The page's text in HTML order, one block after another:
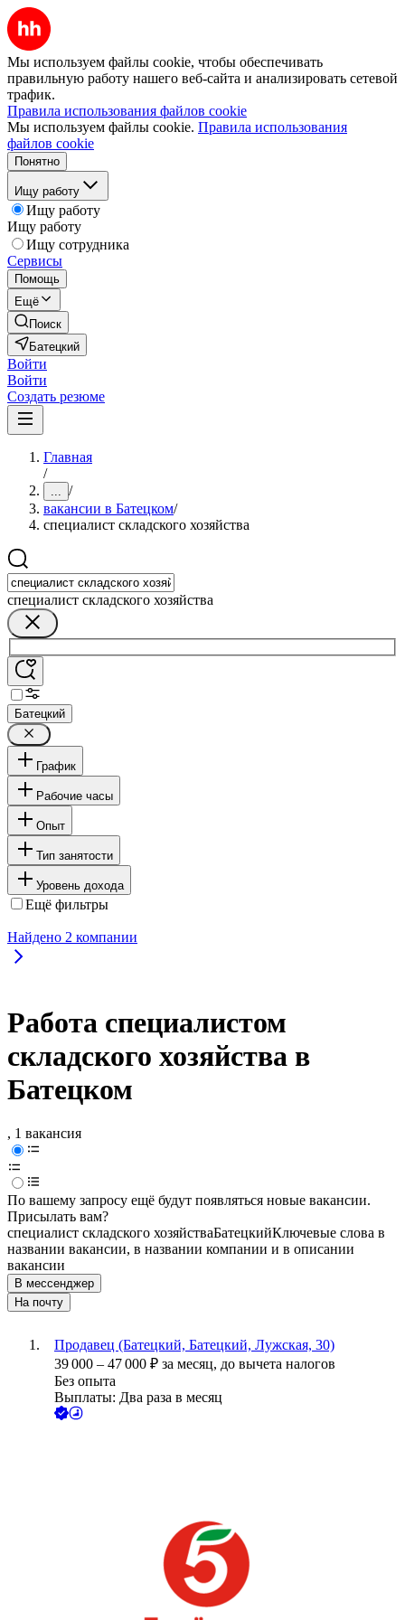
Мы используем файлы cookie, чтобы обеспечивать
правильную работу нашего веб-сайта и анализировать сетевой
трафик.
Правила использования файлов cookie
Мы используем файлы cookie. Правила использования
файлов cookie
Понятно
Ищу работу
Ищу работу
Ищу работу
Ищу сотрудника
Сервисы
Помощь
Ещё
Поиск
Батецкий
Войти
Войти
Создать резюме
Главная
/
... /
вакансии в Батецком/
специалист складского хозяйства
специалист складского хозяйства
Батецкий
График
Рабочие часы
Опыт
Тип занятости
Уровень дохода
Ещё фильтры
Найдено 2 компании
Работа специалистом
складского хозяйства в
Батецком
, 1 вакансия
По вашему запросу ещё будут появляться новые вакансии.
Присылать вам?
специалист складского хозяйстваБатецкийКлючевые слова в
названии вакансии, в названии компании и в описании
вакансии
В мессенджер
На почту
Продавец (Батецкий, Батецкий, Лужская, 30)
39 000 – 47 000 ₽ за месяц, до вычета налогов
Без опыта
Выплаты: Два раза в месяц